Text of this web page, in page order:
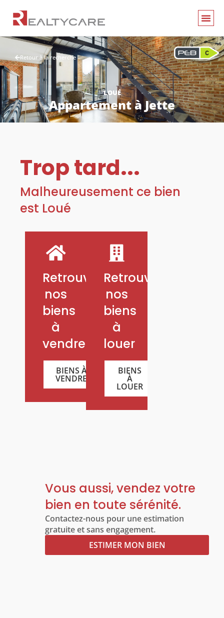
Retour à la recherche
LOUÉ
Appartementà Jette
Trop tard...
Malheureusement ce bien
est Loué
Retrouvez
nos
biens
à
vendre
BIENS À
VENDRE
Retrouvez
nos
biens
à
louer
BIENS
À
LOUER
Vous aussi, vendez votre
bien en toute sérénité.
Contactez-nous pour une estimation
gratuite et sans engagement.
ESTIMER MON BIEN